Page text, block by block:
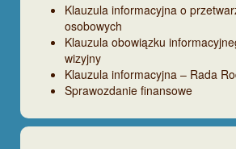
Klauzula informacyjna o
osobowych
Klauzula obowiązku
wizyjny
Klauzula informacyjna – Rada
Sprawozdanie finansowe